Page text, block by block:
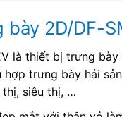
2D/DF-
là thiết bị trưng
trưng bày hải
thị, siêu thị, …